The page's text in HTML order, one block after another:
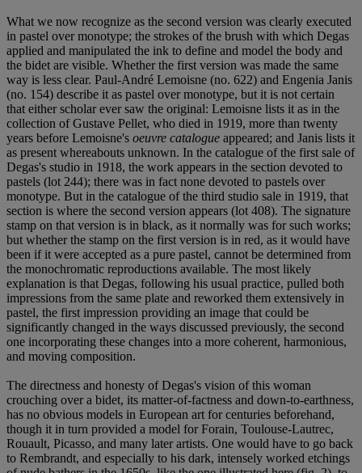
What we now recognize as the second version was clearly executed
in pastel over monotype; the strokes of the brush with which Degas
applied and manipulated the ink to define and model the body and
the bidet are visible. Whether the first version was made the same
way is less clear. Paul-André Lemoisne (no. 622) and Engenia Janis
(no. 154) describe it as pastel over monotype, but it is not certain
that either scholar ever saw the original: Lemoisne lists it as in the
collection of Gustave Pellet, who died in 1919, more than twenty
years before Lemoisne's oeuvre catalogue appeared; and Janis lists it
as present whereabouts unknown. In the catalogue of the first sale of
Degas's studio in 1918, the work appears in the section devoted to
pastels (lot 244); there was in fact none devoted to pastels over
monotype. But in the catalogue of the third studio sale in 1919, that
section is where the second version appears (lot 408). The signature
stamp on that version is in black, as it normally was for such works;
but whether the stamp on the first version is in red, as it would have
been if it were accepted as a pure pastel, cannot be determined from
the monochromatic reproductions available. The most likely
explanation is that Degas, following his usual practice, pulled both
impressions from the same plate and reworked them extensively in
pastel, the first impression providing an image that could be
significantly changed in the ways discussed previously, the second
one incorporating these changes into a more coherent, harmonious,
and moving composition.
The directness and honesty of Degas's vision of this woman
crouching over a bidet, its matter-of-factness and down-to-earthness,
has no obvious models in European art for centuries beforehand,
though it in turn provided a model for Forain, Toulouse-Lautrec,
Rouault, Picasso, and many later artists. One would have to go back
to Rembrandt, and especially to his dark, intensely worked etchings